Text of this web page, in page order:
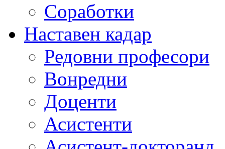
Соработки
Наставен кадар
Редовни професори
Вонредни
Доценти
Асистенти